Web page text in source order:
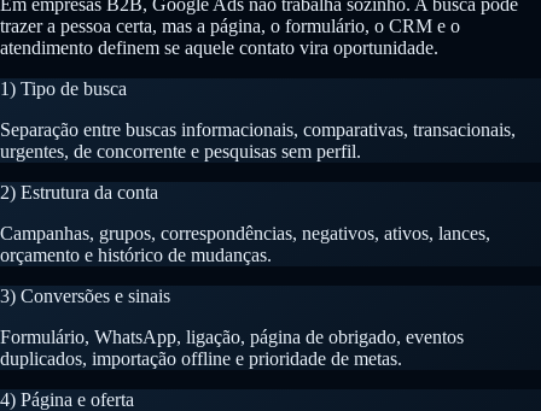
trazer a pessoa certa, mas a página, o formulário, o CRM e o
atendimento definem se aquele contato vira oportunidade.
1) Tipo de busca
Separação entre buscas informacionais, comparativas, transacionais,
urgentes, de concorrente e pesquisas sem perfil.
2) Estrutura da conta
Campanhas, grupos, correspondências, negativos, ativos, lances,
orçamento e histórico de mudanças.
3) Conversões e sinais
Formulário, WhatsApp, ligação, página de obrigado, eventos
duplicados, importação offline e prioridade de metas.
4) Página e oferta